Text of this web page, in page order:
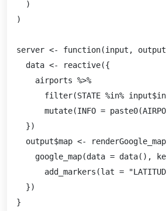
  )
)
server <- function(input,
  data <- reactive({
    airports %>%
filter(STATE %in%
mutate(INFO =
  })
output$map <-
google_map(data = data(),
add_markers(lat =
  })
}